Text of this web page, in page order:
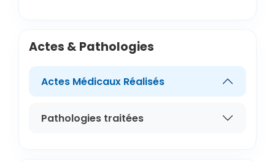
Actes & Pathologies
Actes Médicaux Réalisés
Pathologies traitées